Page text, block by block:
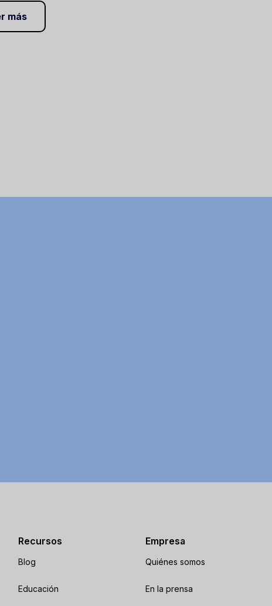
más
Recursos
Blog
Educación
Empresa
Quiénes somos
En la prensa